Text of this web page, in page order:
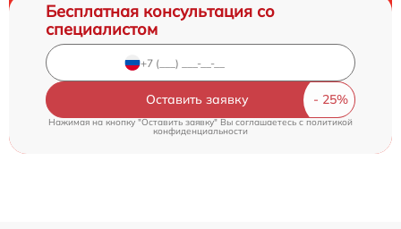
Бесплатная консультация со
специалистом
Оставить заявку
Нажимая на кнопку "Оставить заявку" Вы соглашаетесь cполитикой
конфиденциальности